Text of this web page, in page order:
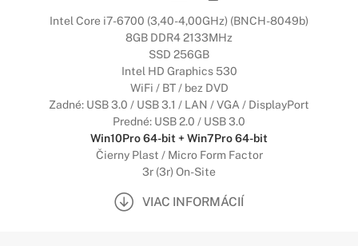
Intel Core i7-6700 (3,40-4,00GHz) (BNCH-8049b)
8GB DDR4 2133MHz
SSD 256GB
Intel HD Graphics 530
WiFi / BT / bez DVD
Zadné: USB 3.0 / USB 3.1 / LAN / VGA / DisplayPort
Predné: USB 2.0 / USB 3.0
Win10Pro 64-bit + Win7Pro 64-bit
Čierny Plast / Micro Form Factor
3r (3r) On-Site
VIAC INFORMÁCIÍ